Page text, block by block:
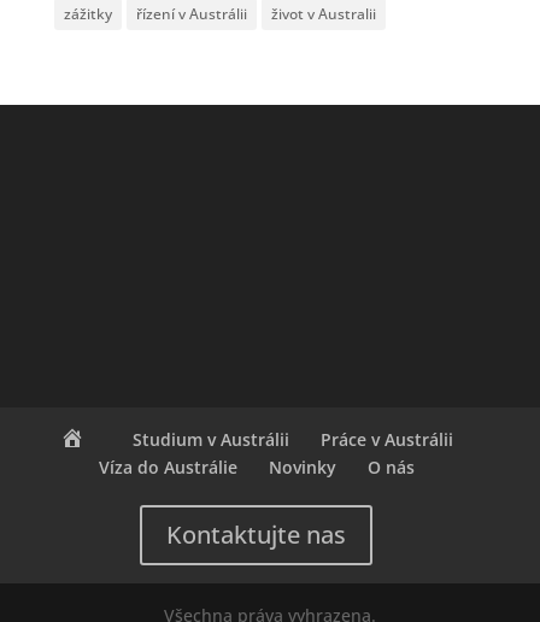
zážitky
řízení v Austrálii život v Australii
Studium v Austrálii
Práce v Austrálii
Víza do Austrálie
Novinky O nás
Kontaktujte nas
Všechna práva vyhrazena.